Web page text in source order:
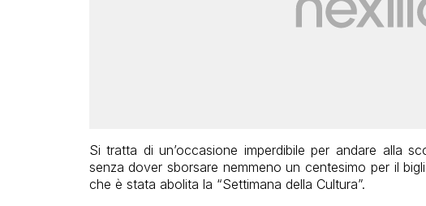
Si tratta di un’occasione imperdibile per andare alla
senza dover sborsare nemmeno un centesimo per il
che è stata abolita la “Settimana della Cultura”.